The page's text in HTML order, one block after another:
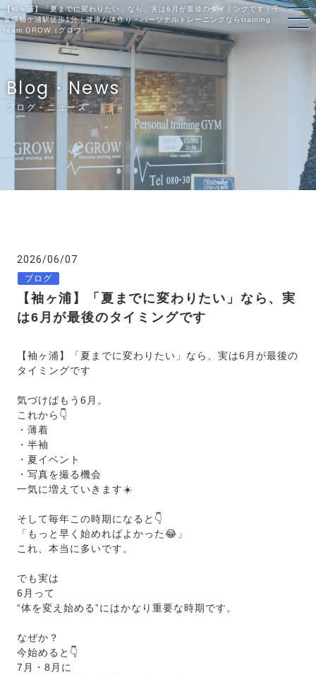
【袖ヶ浦】「夏までに変わりたい」なら、実は6月が最後のタイミングです｜千
葉県袖ケ浦駅徒歩1分｜健康な体作り・パーソナルトレーニングならtraining
team GROW（グロウ）
Blog・News
ブログ・ニュース
2026/06/07
ブログ
【袖ヶ浦】「夏までに変わりたい」なら、実
は6月が最後のタイミングです
【袖ヶ浦】「夏までに変わりたい」なら、実は6月が最後の
タイミングです
気づけばもう6月。
これから👇
・薄着
・半袖
・夏イベント
・写真を撮る機会
一気に増えていきます☀️
そして毎年この時期になると👇
「もっと早く始めればよかった😂」
これ、本当に多いです。
でも実は
6月って
“体を変え始める”にはかなり重要な時期です。
なぜか？
今始めると👇
7月・8月に